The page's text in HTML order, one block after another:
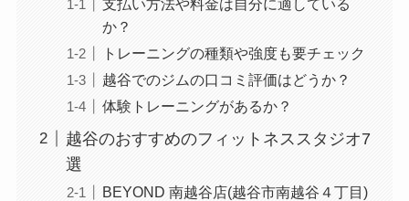
支払い方法や料金は自分に適している
か？
トレーニングの種類や強度も要チェック
越谷でのジムの口コミ評価はどうか？
体験トレーニングがあるか？
越谷のおすすめのフィットネススタジオ7
選
BEYOND 南越谷店(越谷市南越谷４丁目)